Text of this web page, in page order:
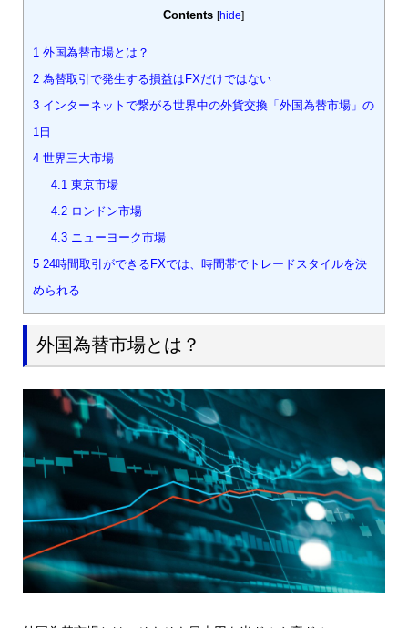
Contents [hide]
1外国為替市場とは？
2為替取引で発生する損益はFXだけではない
3インターネットで繋がる世界中の外貨交換「外国為替市場」の
1日
4世界三大市場
4.1東京市場
4.2ロンドン市場
4.3ニューヨーク市場
524時間取引ができるFXでは、時間帯でトレードスタイルを決
められる
外国為替市場とは？